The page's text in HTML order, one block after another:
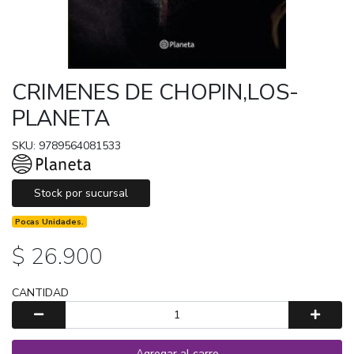
CRIMENES DE CHOPIN,LOS-
PLANETA
SKU: 9789564081533
Stock por sucursal
Pocas Unidades.
$ 26.900
CANTIDAD